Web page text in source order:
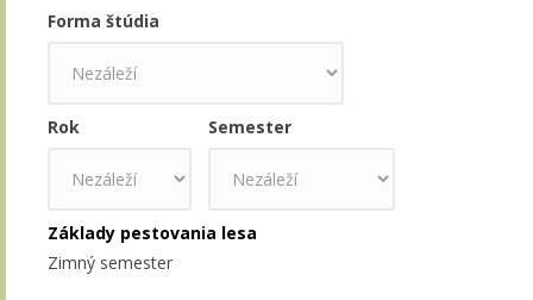
Forma štúdia
Rok Semester
Základy pestovania lesa
Zimný semester